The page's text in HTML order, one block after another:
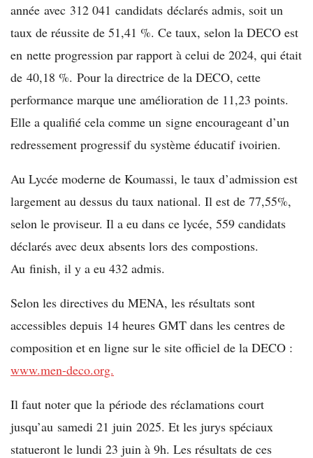
année avec 312 041 candidats déclarés admis, soit un
taux de réussite de 51,41 %. Ce taux, selon la DECO est
en nette progression par rapport à celui de 2024, qui était
de 40,18 %. Pour la directrice de la DECO, cette
performance marque une amélioration de 11,23 points.
Elle a qualifié cela comme un signe encourageant d’un
redressement progressif du système éducatif ivoirien.
Au Lycée moderne de Koumassi, le taux d’admission est
largement au dessus du taux national. Il est de 77,55%,
selon le proviseur. Il a eu dans ce lycée, 559 candidats
déclarés avec deux absents lors des compostions.
Au finish, il y a eu 432 admis.
Selon les directives du MENA, les résultats sont
accessibles depuis 14 heures GMT dans les centres de
composition et en ligne sur le site officiel de la DECO :
www.men-deco.org.
Il faut noter que la période des réclamations court
jusqu’au samedi 21 juin 2025. Et les jurys spéciaux
statueront le lundi 23 juin à 9h. Les résultats de ces